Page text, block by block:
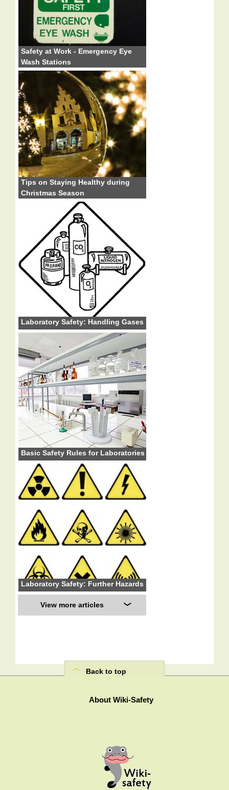
Safety at Work - Emergency Eye
Wash Stations
Tips on Staying Healthy during
Christmas Season
Laboratory Safety: Handling Gases
Basic Safety Rules for Laboratories
Laboratory Safety: Further Hazards
View more articles
Back to top
About Wiki-Safety